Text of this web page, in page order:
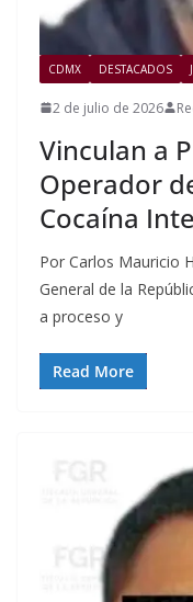
CDMX DESTACADOS
2 de julio de 2026
Vinculan a
Operador
Cocaína
Por Carlos Mauricio
General de la
a proceso y
Read More